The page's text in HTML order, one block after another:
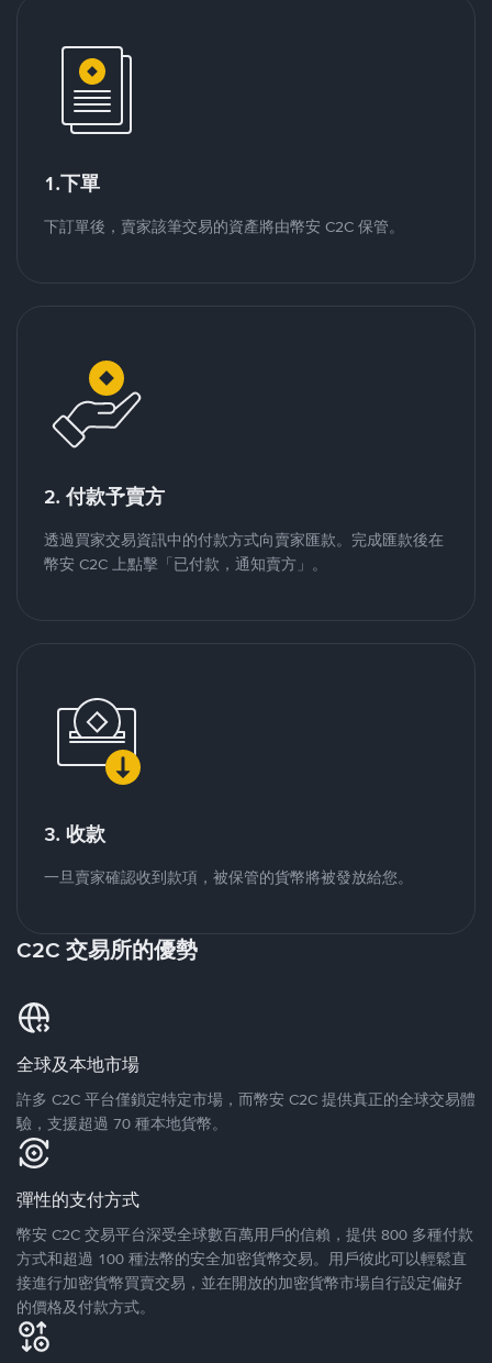
1.下單
下訂單後，賣家該筆交易的資產將由幣安 C2C 保管。
2. 付款予賣方
透過買家交易資訊中的付款方式向賣家匯款。完成匯款後在
幣安 C2C 上點擊「已付款，通知賣方」。
3. 收款
一旦賣家確認收到款項，被保管的貨幣將被發放給您。
C2C 交易所的優勢
全球及本地市場
許多 C2C 平台僅鎖定特定市場，而幣安 C2C 提供真正的全球交易體
驗，支援超過 70 種本地貨幣。
彈性的支付方式
幣安 C2C 交易平台深受全球數百萬用戶的信賴，提供 800 多種付款
方式和超過 100 種法幣的安全加密貨幣交易。用戶彼此可以輕鬆直
接進行加密貨幣買賣交易，並在開放的加密貨幣市場自行設定偏好
的價格及付款方式。